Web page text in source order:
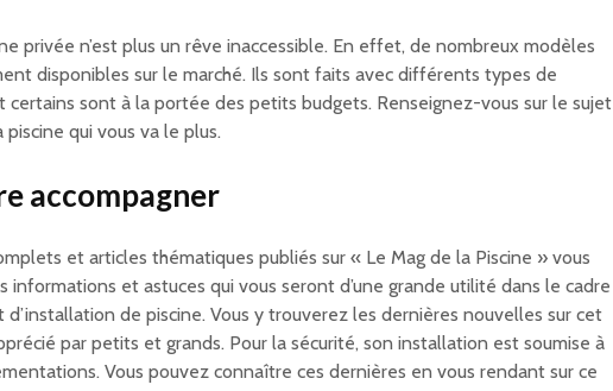
privée n’est plus un rêve inaccessible. En effet, de nombreux modèles
disponibles sur le marché. Ils sont faits avec différents types de
certains sont à la portée des petits budgets. Renseignez-vous sur le sujet
piscine qui vous va le plus.
accompagner
et articles thématiques publiés sur « Le Mag de la Piscine » vous
informations et astuces qui vous seront d’une grande utilité dans le cadre
de piscine. Vous y trouverez les dernières nouvelles sur cet
par petits et grands. Pour la sécurité, son installation est soumise à
Vous pouvez connaître ces dernières en vous rendant sur ce